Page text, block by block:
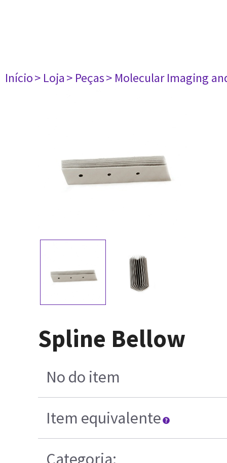
Início> Loja> Peças> Molecular Imaging
Spline Bellow
No do item
Item equivalente